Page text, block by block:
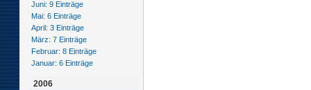
Juni: 9 Einträge
Mai: 6 Einträge
April: 3 Einträge
März: 7 Einträge
Februar: 8 Einträge
Januar: 6 Einträge
2006